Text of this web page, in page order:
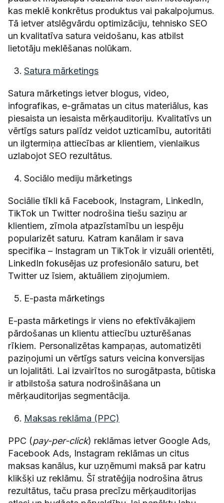
kas meklē konkrētus produktus vai pakalpojumus.
Tā ietver atslēgvārdu optimizāciju, tehnisko SEO
un kvalitatīva satura veidošanu, kas atbilst
lietotāju meklēšanas nolūkam.
Satura mārketings
Satura mārketings ietver blogus, video,
infografikas, e-grāmatas un citus materiālus, kas
piesaista un iesaista mērķauditoriju. Kvalitatīvs un
vērtīgs saturs palīdz veidot uzticamību, autoritāti
un ilgtermiņa attiecības ar klientiem, vienlaikus
uzlabojot SEO rezultātus.
Sociālo mediju mārketings
Sociālie tīkli kā Facebook, Instagram, LinkedIn,
TikTok un Twitter nodrošina tiešu saziņu ar
klientiem, zīmola atpazīstamību un iespēju
popularizēt saturu. Katram kanālam ir sava
specifika – Instagram un TikTok ir vizuāli orientēti,
LinkedIn fokusējas uz profesionālo saturu, bet
Twitter uz īsiem, aktuāliem ziņojumiem.
E-pasta mārketings
E-pasta mārketings ir viens no efektīvākajiem
pārdošanas un klientu attiecību uzturēšanas
rīkiem. Personalizētas kampaņas, automatizēti
paziņojumi un vērtīgs saturs veicina konversijas
un lojalitāti. Lai izvairītos no surogātpasta, būtiska
ir atbilstoša satura nodrošināšana un
mērķauditorijas segmentācija.
Maksas reklāma (PPC)
PPC (pay-per-click) reklāmas ietver Google Ads,
Facebook Ads, Instagram reklāmas un citus
maksas kanālus, kur uzņēmumi maksā par katru
klikšķi uz reklāmu. Šī stratēģija nodrošina ātrus
rezultātus, taču prasa precīzu mērķauditorijas